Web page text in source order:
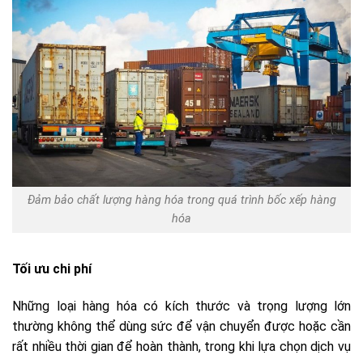
Đảm bảo chất lượng hàng hóa trong quá trình bốc xếp hàng
hóa
Tối ưu chi phí
Những loại hàng hóa có kích thước và trọng lượng lớn
thường không thể dùng sức để vận chuyển được hoặc cần
rất nhiều thời gian để hoàn thành, trong khi lựa chọn dịch vụ